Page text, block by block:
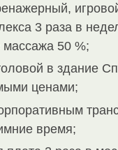
3 раза в
50 %;
в здание
ценами;
время;